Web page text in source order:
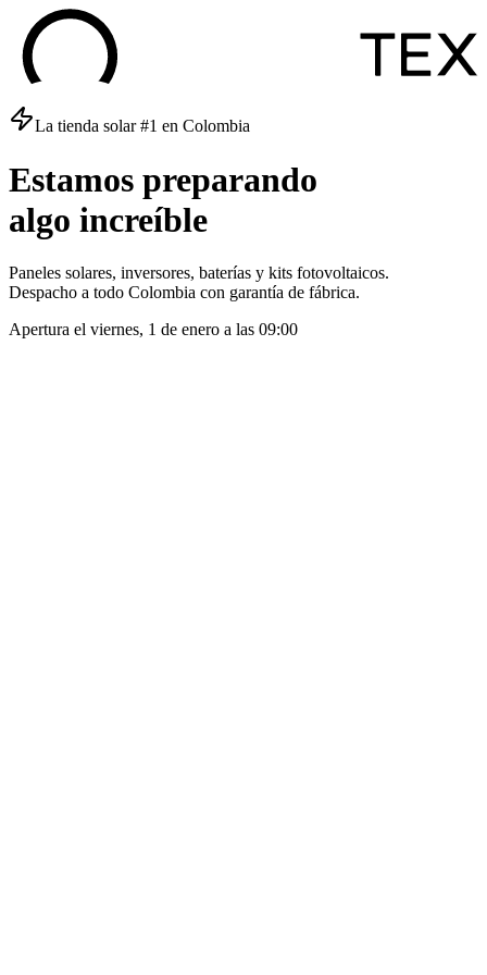
La tienda solar #1 en Colombia
Estamos preparando
algo increíble
Paneles solares, inversores, baterías y kits fotovoltaicos.
Despacho a todo Colombia con garantía de fábrica.
Apertura el viernes, 1 de enero a las 09:00